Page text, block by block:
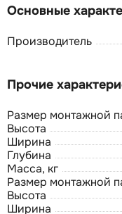
Основные
Производитель
Прочие
Размер монтажной
Высота
Ширина
Глубина
Масса, кг
Размер монтажной
Высота
Ширина